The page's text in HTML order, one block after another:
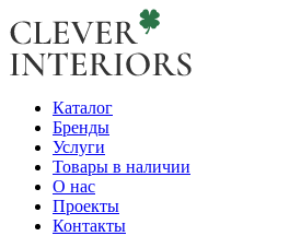
Каталог
Бренды
Услуги
Товары в наличии
О нас
Проекты
Контакты